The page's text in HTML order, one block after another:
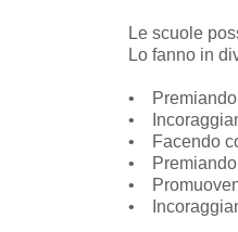
Le scuole
Lo fanno in
• Premiando
•
• Facendo
• Premiando
•
•